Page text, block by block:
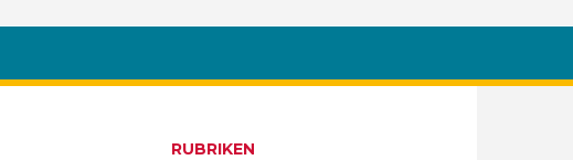
RUBRIKEN